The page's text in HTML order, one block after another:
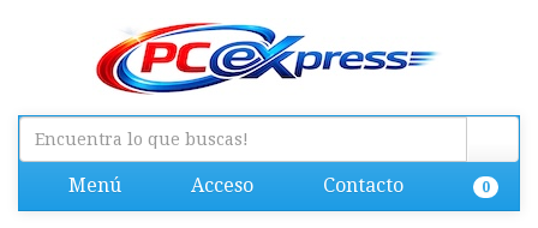
Menú Acceso Contacto 0